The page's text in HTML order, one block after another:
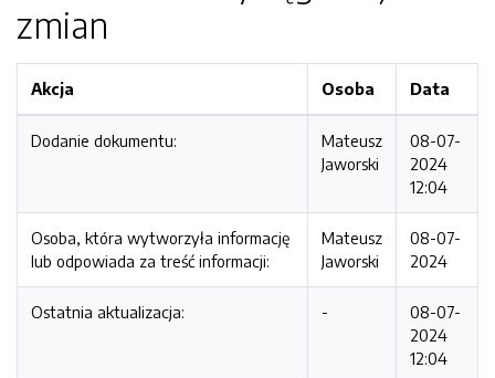
zmian
Akcja Osoba Data
Dodanie dokumentu:
Mateusz
Jaworski
08-07-
2024
12:04
Osoba, która wytworzyła informację
lub odpowiada za treść informacji:
Mateusz
Jaworski
08-07-
2024
Ostatnia aktualizacja: -
08-07-
2024
12:04